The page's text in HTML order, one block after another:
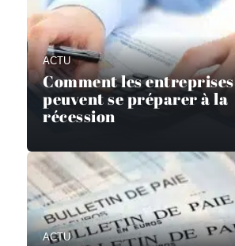
ACTU
Comment les entreprises
peuvent se préparer à la
récession
ACTU